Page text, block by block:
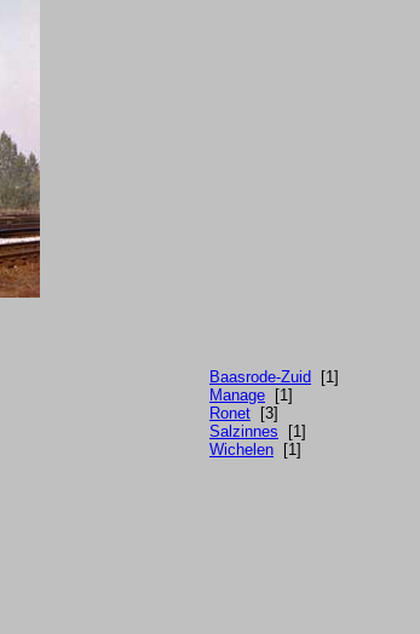
Baasrode-Zuid [1]
Manage [1]
Ronet [3]
Salzinnes [1]
Wichelen [1]